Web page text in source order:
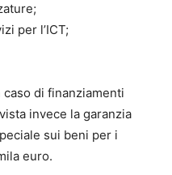
per l’ICT;
di finanziamenti
invece la garanzia
sui beni per i
euro.